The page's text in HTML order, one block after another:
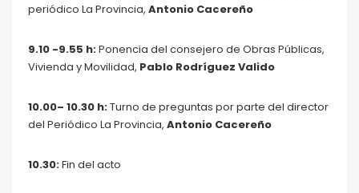
periódico La Provincia, Antonio Cacereño
9.10 -9.55 h:Ponencia del consejero de Obras Públicas,
Vivienda y Movilidad, Pablo Rodríguez Valido
10.00– 10.30 h:Turno de preguntas por parte del director
del Periódico La Provincia, Antonio Cacereño
10.30:Fin del acto